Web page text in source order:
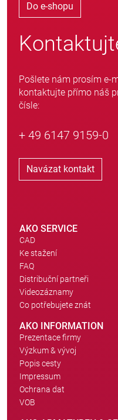
Do e-shopu
Pošlete nám prosím e-
kontaktujte přímo náš
čísle:
+ 49 6147 9159-0
Navázat kontakt
AKO SERVICE
CAD
Ke stažení
FAQ
Distribuční partneři
Videozáznamy
Co potřebujete znát
AKO INFORMATION
Prezentace firmy
Výzkum & vývoj
Popis cesty
Impressum
Ochrana dat
VOB